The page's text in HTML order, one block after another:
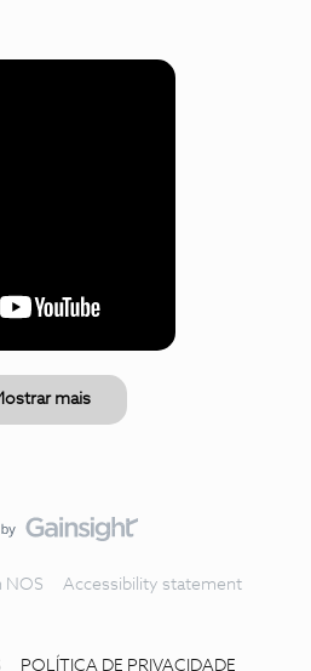
mais
NOS Accessibility statement
POLÍTICA DE PRIVACIDADE